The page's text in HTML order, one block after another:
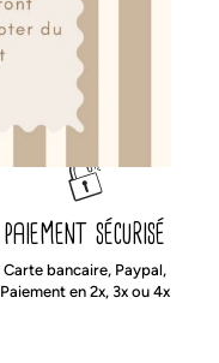
savoir-faire
& fabrication française
paiement sécurisé
Carte bancaire, Paypal,
Paiement en 2x, 3x ou 4x